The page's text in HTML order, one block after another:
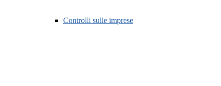
Controlli sulle imprese